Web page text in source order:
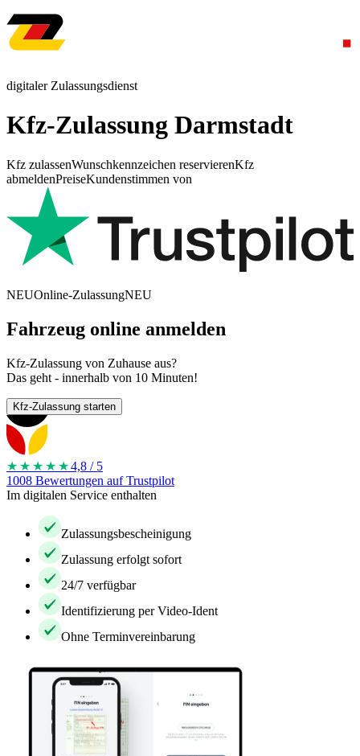
digitaler Zulassungsdienst
Kfz-Zulassung Darmstadt
Kfz zulassenWunschkennzeichen reservierenKfz
abmeldenPreiseKundenstimmen von
NEUOnline-ZulassungNEU
Fahrzeug online anmelden
Kfz-Zulassung von Zuhause aus?
Das geht - innerhalb von 10 Minuten!
Kfz-Zulassung starten
★★★★ ★4,8 / 5
1008 Bewertungen auf Trustpilot
Im digitalen Service enthalten
Zulassungsbescheinigung
Zulassung erfolgt sofort
24/7 verfügbar
Identifizierung per Video-Ident
Ohne Terminvereinbarung